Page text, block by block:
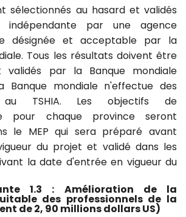
sélectionnés au hasard et validés
indépendante par une agence
désignée et acceptable par la
Tous les résultats doivent être
validés par la Banquemondiale
Banque mondiale n'effectue des
au TSHIA. Les objectifs de
pour chaque province seront
le MEP qui sera préparé avant
du projet et validé dans les
la date d'entrée en vigueur du
1.3 : Amélioration de la
des professionnels de la
de 2, 90 millions dollars US)